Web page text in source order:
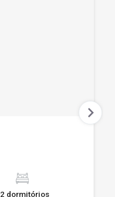
2 dormitórios